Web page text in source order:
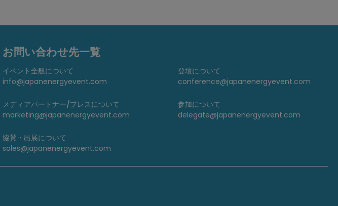
お問い合わせ先一覧
イベント全般について
info@japanenergyevent.com
登壇について
conference@japanenergyevent.com
メディアパートナー/プレスについて
marketing@japanenergyevent.com
参加について
delegate@japanenergyevent.com
協賛・出展について
sales@japanenergyevent.com